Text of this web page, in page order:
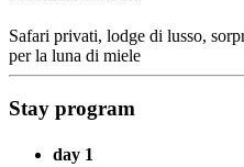
Safari privati, lodge di lusso,
per la luna di miele
Stay program
day 1